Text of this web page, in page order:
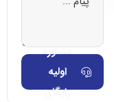
مشاوره
اولیه
رایگان